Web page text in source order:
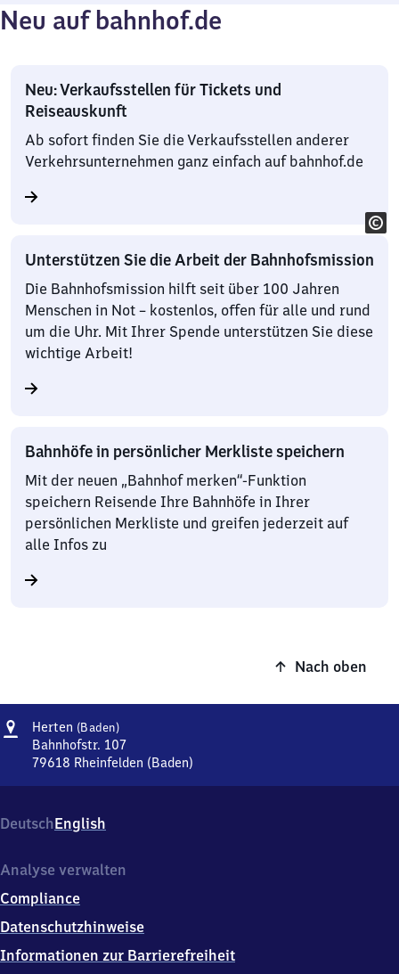
Neu auf bahnhof.de
Neu: Verkaufsstellen für Tickets und
Reiseauskunft
Ab sofort finden Sie die Verkaufsstellen anderer
Verkehrsunternehmen ganz einfach auf bahnhof.de
Unterstützen Sie die Arbeit der Bahnhofsmission
Die Bahnhofsmission hilft seit über 100 Jahren
Menschen in Not – kostenlos, offen für alle und rund
um die Uhr. Mit Ihrer Spende unterstützen Sie diese
wichtige Arbeit!
Bahnhöfe in persönlicher Merkliste speichern
Mit der neuen „Bahnhof merken“-Funktion
speichern Reisende Ihre Bahnhöfe in Ihrer
persönlichen Merkliste und greifen jederzeit auf
alle Infos zu
Nach oben
Adresse
Herten (Baden)Herten
(Baden)
Bahnhofstr. 107
79618 Rheinfelden (Baden)
Bahnhofstr.
107,
9
1
8
(Baden)
DeutschEnglish
Analyse verwalten
Compliance
Datenschutzhinweise
Informationen zur Barrierefreiheit